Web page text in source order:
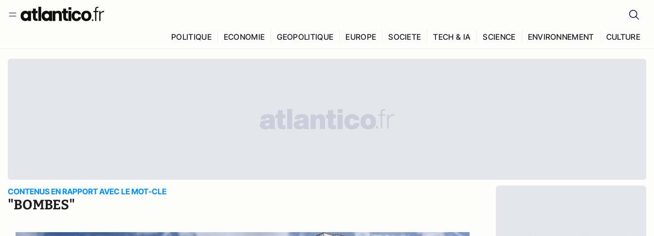
POLITIQUE ECONOMIE GEOPOLITIQUE EUROPE SOCIETE TECH & IA SCIENCE ENVIRONNEMENT CULTURE
CONTENUS EN RAPPORT AVEC LE MOT-CLE
"BOMBES"